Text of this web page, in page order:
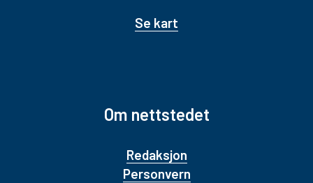
Se kart
Om nettstedet
Redaksjon
Personvern